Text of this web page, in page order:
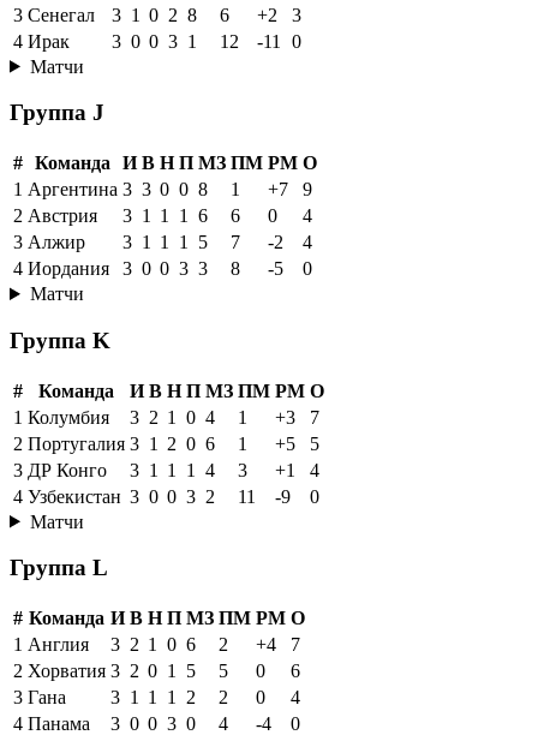
3 Сенегал 3 1 0 2 8 6 +2
3
4 Ирак 3 0 0 3 1 12 -11
0
Матчи
Группа J
# Команда И В Н П МЗ ПМ РМ О
1 Аргентина 3 3 0 0 8 1 +7
9
2 Австрия 3 1 1 1 6 6 0
4
3 Алжир 3 1 1 1 5 7 -2
4
4 Иордания 3 0 0 3 3 8 -5
0
Матчи
Группа K
# Команда И В Н П МЗ ПМ РМ О
1 Колумбия 3 2 1 0 4 1 +3
7
2 Португалия 3 1 2 0 6 1 +5
5
3 ДР Конго 3 1 1 1 4 3 +1
4
4 Узбекистан 3 0 0 3 2 11 -9
0
Матчи
Группа L
# Команда И В Н П МЗ ПМ РМ О
1 Англия 3 2 1 0 6 2 +4
7
2 Хорватия 3 2 0 1 5 5 0
6
3 Гана 3 1 1 1 2 2 0
4
4 Панама 3 0 0 3 0 4 -4
0